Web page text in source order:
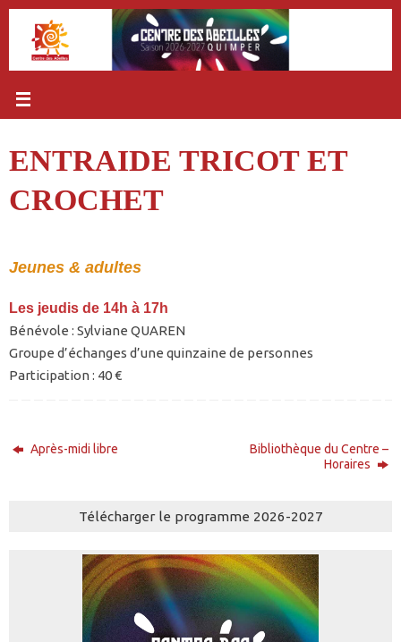
Passer
contenu
ENTRAIDE TRICOT ET
CROCHET
Jeunes & adultes
Les jeudis de 14h à 17h
Bénévole : Sylviane QUAREN
Groupe d’échanges d’une quinzaine de personnes
Participation : 40 €
Après-midi libre
Bibliothèque du Centre –
Horaires
Télécharger le programme 2026-2027